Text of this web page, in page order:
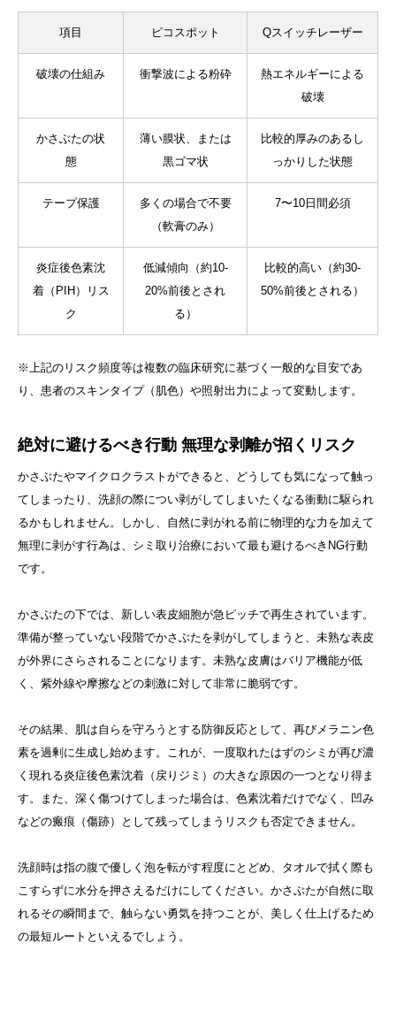
項目 ピコスポット Qスイッチレーザー
破壊の仕組み 衝撃波による粉砕
熱エネルギーによる
破壊
かさぶたの状
態
薄い膜状、または
黒ゴマ状
比較的厚みのあるし
っかりした状態
テープ保護
多くの場合で不要
（軟膏のみ）
7〜10日間必須
炎症後色素沈
着（PIH）リス
ク
低減傾向（約10-
20%前後とされ
る）
比較的高い（約30-
50%前後とされる）
※上記のリスク頻度等は複数の臨床研究に基づく一般的な目安であ
り、患者のスキンタイプ（肌色）や照射出力によって変動します。
絶対に避けるべき行動 無理な剥離が招くリスク
かさぶたやマイクロクラストができると、どうしても気になって触っ
てしまったり、洗顔の際につい剥がしてしまいたくなる衝動に駆られ
るかもしれません。しかし、自然に剥がれる前に物理的な力を加えて
無理に剥がす行為は、シミ取り治療において最も避けるべきNG行動
です。
かさぶたの下では、新しい表皮細胞が急ピッチで再生されています。
準備が整っていない段階でかさぶたを剥がしてしまうと、未熟な表皮
が外界にさらされることになります。未熟な皮膚はバリア機能が低
く、紫外線や摩擦などの刺激に対して非常に脆弱です。
その結果、肌は自らを守ろうとする防御反応として、再びメラニン色
素を過剰に生成し始めます。これが、一度取れたはずのシミが再び濃
く現れる炎症後色素沈着（戻りジミ）の大きな原因の一つとなり得ま
す。また、深く傷つけてしまった場合は、色素沈着だけでなく、凹み
などの瘢痕（傷跡）として残ってしまうリスクも否定できません。
洗顔時は指の腹で優しく泡を転がす程度にとどめ、タオルで拭く際も
こすらずに水分を押さえるだけにしてください。かさぶたが自然に取
れるその瞬間まで、触らない勇気を持つことが、美しく仕上げるため
の最短ルートといえるでしょう。